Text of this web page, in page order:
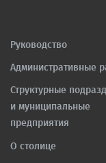
Руководство
Административные
Структурные
и муниципальные
предприятия
О столице